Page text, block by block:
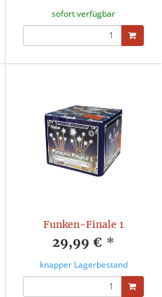
sofort verfügbar
Funken-Finale 1
29,99 € *
knapper Lagerbestand